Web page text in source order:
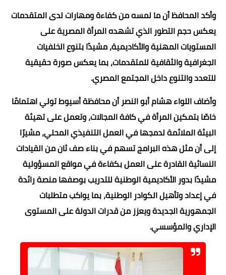
وأكد المحافظ أن ما لمسه من كفاءة ومهارات لدى المتقدمات
يعكس حجم التطور الذي تشهده المرأة المصرية على
المستويات المهنية والأكاديمية، مشيدًا بتنوع الخلفيات
الجغرافية والثقافية للمتقدمات، بما يعكس صورة حقيقية
للتعدد والتنوع داخل المجتمع المصري.
وأضاف اللواء هشام أبو النصر أن محافظة أسيوط تولي اهتمامًا
خاصًا بتمكين المرأة في كافة المجالات، وتعمل على تهيئة
البيئة الملائمة لدمجها في العمل التنفيذي المحلي، مشيرًا
إلى أن مثل هذه البرامج تسهم في بناء صف ثان من القيادات
النسائية القادرة على العمل بكفاءة في مواقع المسؤولية
مشيدًا بدور الأكاديمية الوطنية للتدريب بوصفها منصة رائدة
في إعداد وتأهيل الكوادر الوطنية، بما يواكب متطلبات
الجمهورية الجديدة ويعزز من قدرات الدولة على المستوى
الإداري والمؤسسي.